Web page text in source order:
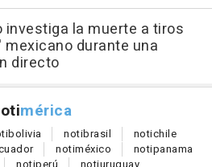
investiga la muerte a tiros
durante una
directo
mérica
bolivia notibrasil notichile
notiméxico notipanama